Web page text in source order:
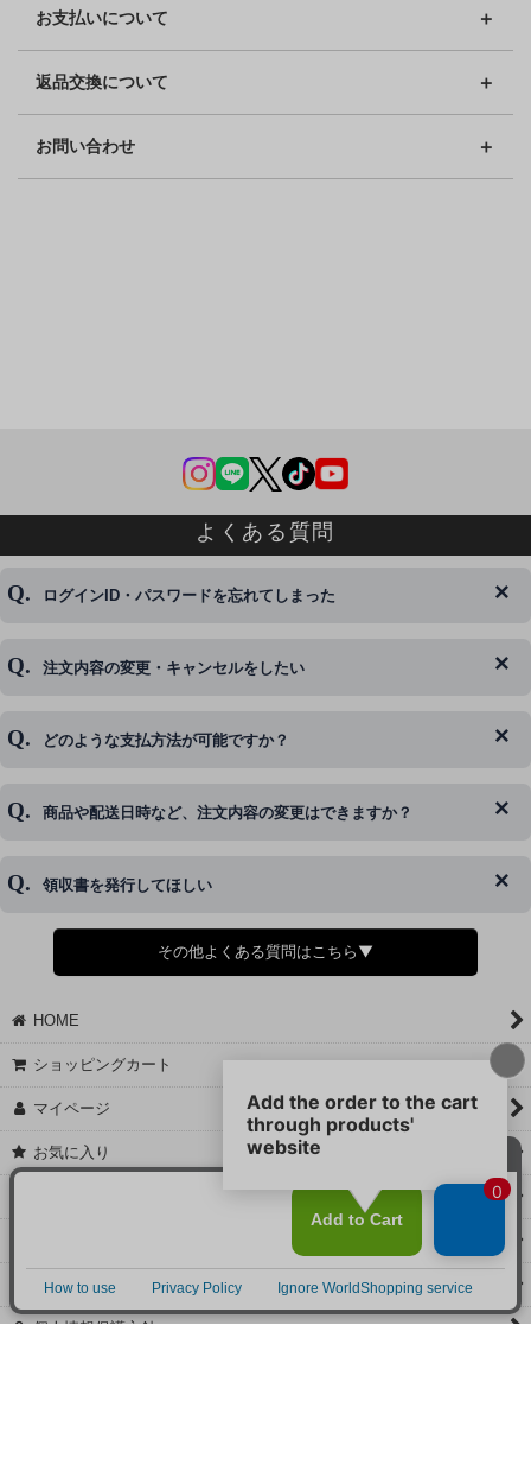
よくある質問
ログインID・パスワードを忘れてしまった
◆下記ページより、ログインIDの変更が可能です。
注文内容の変更・キャンセルをしたい
◆即日発送を行なっている関係上、午後以降のご連絡やキャンセル
※発送後、発送準備が完了しお手続きが間に合わない場合は変更、
どのような支払方法が可能ですか？
◆代金引換・クレジットカード・携帯キャリア決済・おねだり決
＞詳細は画像をタップ＜
商品や配送日時など、注文内容の変更はできますか？
◆商品発送前の変更は承っております。
さい。
領収書を発行してほしい
◆領収書はご希望頂いた場合のみ発行しております。
【これからご注文する場合】
願いします。
②宛名（空欄は上様は不可）
③但し書き（空欄やお品代は不可）
【すでにご注文が完了している場合】
①お電話・メール・LINEにて領収書希望の連絡をお願い致します
②後日、郵送にて領収書を送らせて頂きます。
【マイページから発行する場合】
①マイページから購入履歴→購入内容→領収書発行を選択。
②後日、郵送にて領収書を送らせて頂きます。
その他よくある質問はこちら▼
HOME
ショッピングカート
マイページ
お気に入り
お問い合せ
個人情報保護方針